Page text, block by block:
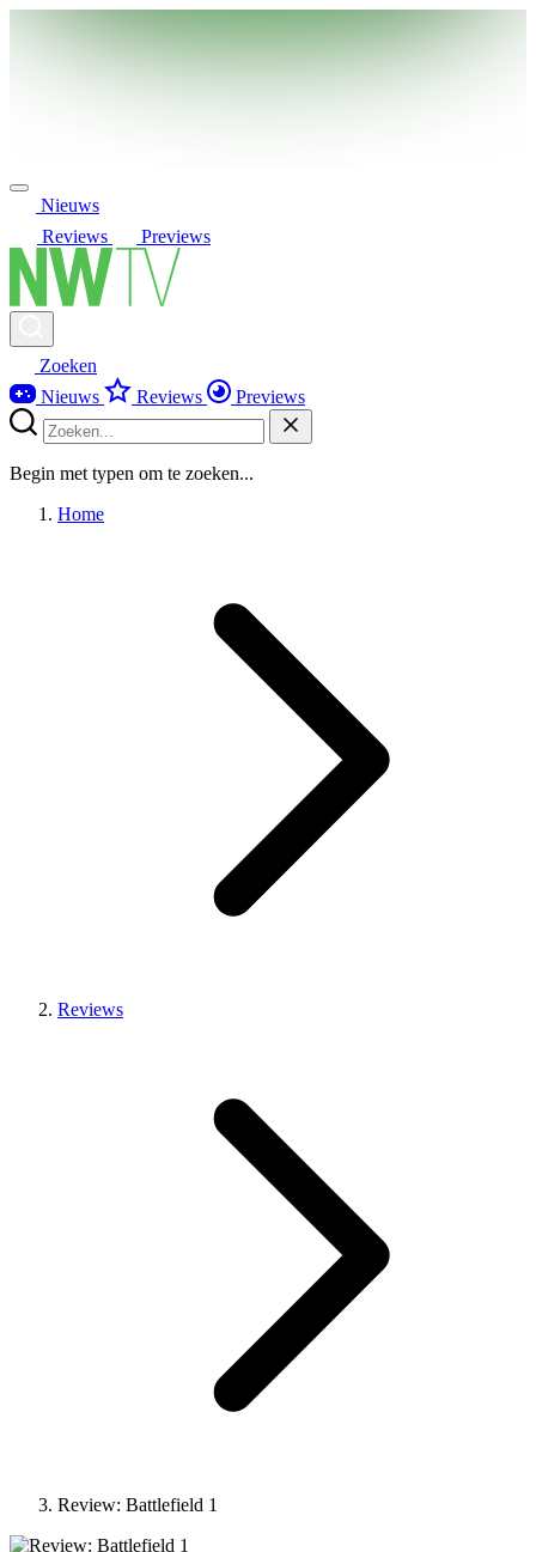
Nieuws
Reviews
Previews
Zoeken
Nieuws
Reviews Previews
Begin met typen om te zoeken...
Home
Reviews
Review: Battlefield 1